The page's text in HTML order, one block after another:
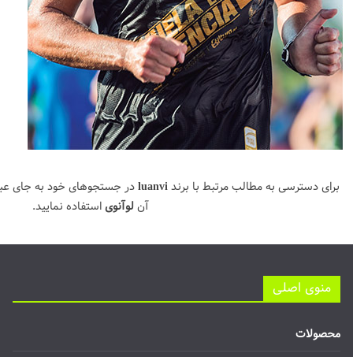
برای دسترسی به مطالب مرتبط با برندluanviدر جستجوهای خود به جای
آن لوآنویاستفاده نمایید.
منوی اصلی
محصولات